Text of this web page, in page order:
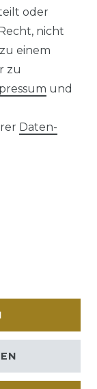
oder
nicht
einem
zu
und
Daten­